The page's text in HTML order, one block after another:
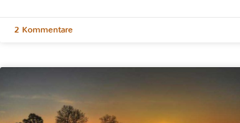
2 Kommentare